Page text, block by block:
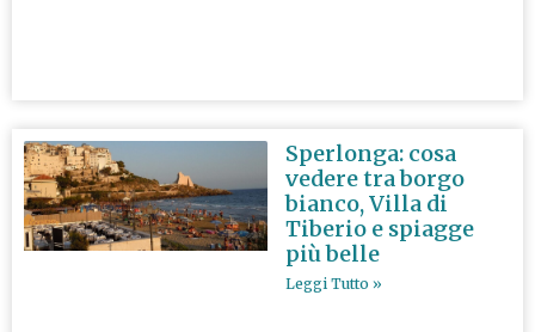
Sperlonga: cosa
vedere tra borgo
bianco, Villa di
Tiberio e spiagge
più belle
Leggi Tutto »